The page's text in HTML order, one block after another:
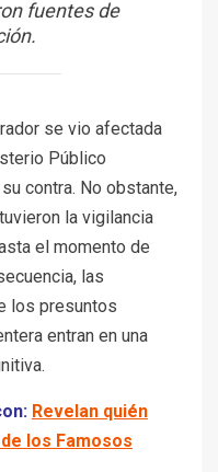
fuentes de
se vio afectada
Público
contra. No obstante,
la vigilancia
el momento de
las
los presuntos
entran en una
Revelan quién
los Famosos